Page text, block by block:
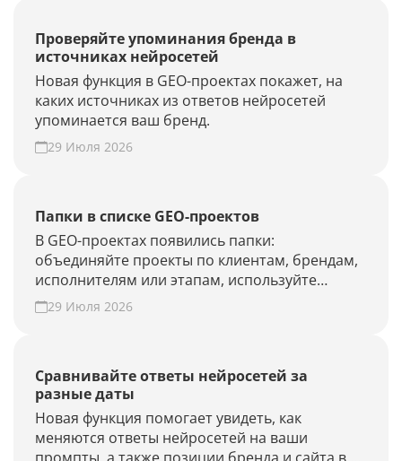
Проверяйте упоминания бренда в
источниках нейросетей
Новая функция в GEO-проектах покажет, на
каких источниках из ответов нейросетей
упоминается ваш бренд.
29 Июля 2026
Папки в списке GEO-проектов
В GEO-проектах появились папки:
объединяйте проекты по клиентам, брендам,
исполнителям или этапам, используйте
фильтры и быстрее находите нужные.
Наведите порядок в списке проектов.
29 Июля 2026
Сравнивайте ответы нейросетей за
разные даты
Новая функция помогает увидеть, как
меняются ответы нейросетей на ваши